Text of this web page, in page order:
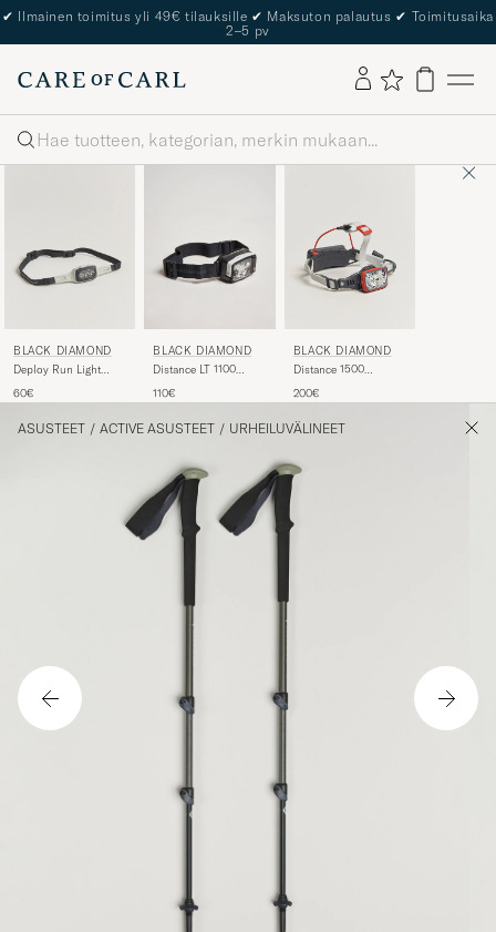
✔ Ilmainen toimitus yli 49€ tilauksille ✔ Maksuton palautus ✔ Toimitusaika
2–5 pv
Haku
BLACK DIAMOND
Deploy Run Light
60€
BLACK DIAMOND
Distance LT 1100
110€
BLACK DIAMOND
Distance 1500
200€
ASUSTEET / ACTIVE ASUSTEET / URHEILUVÄLINEET